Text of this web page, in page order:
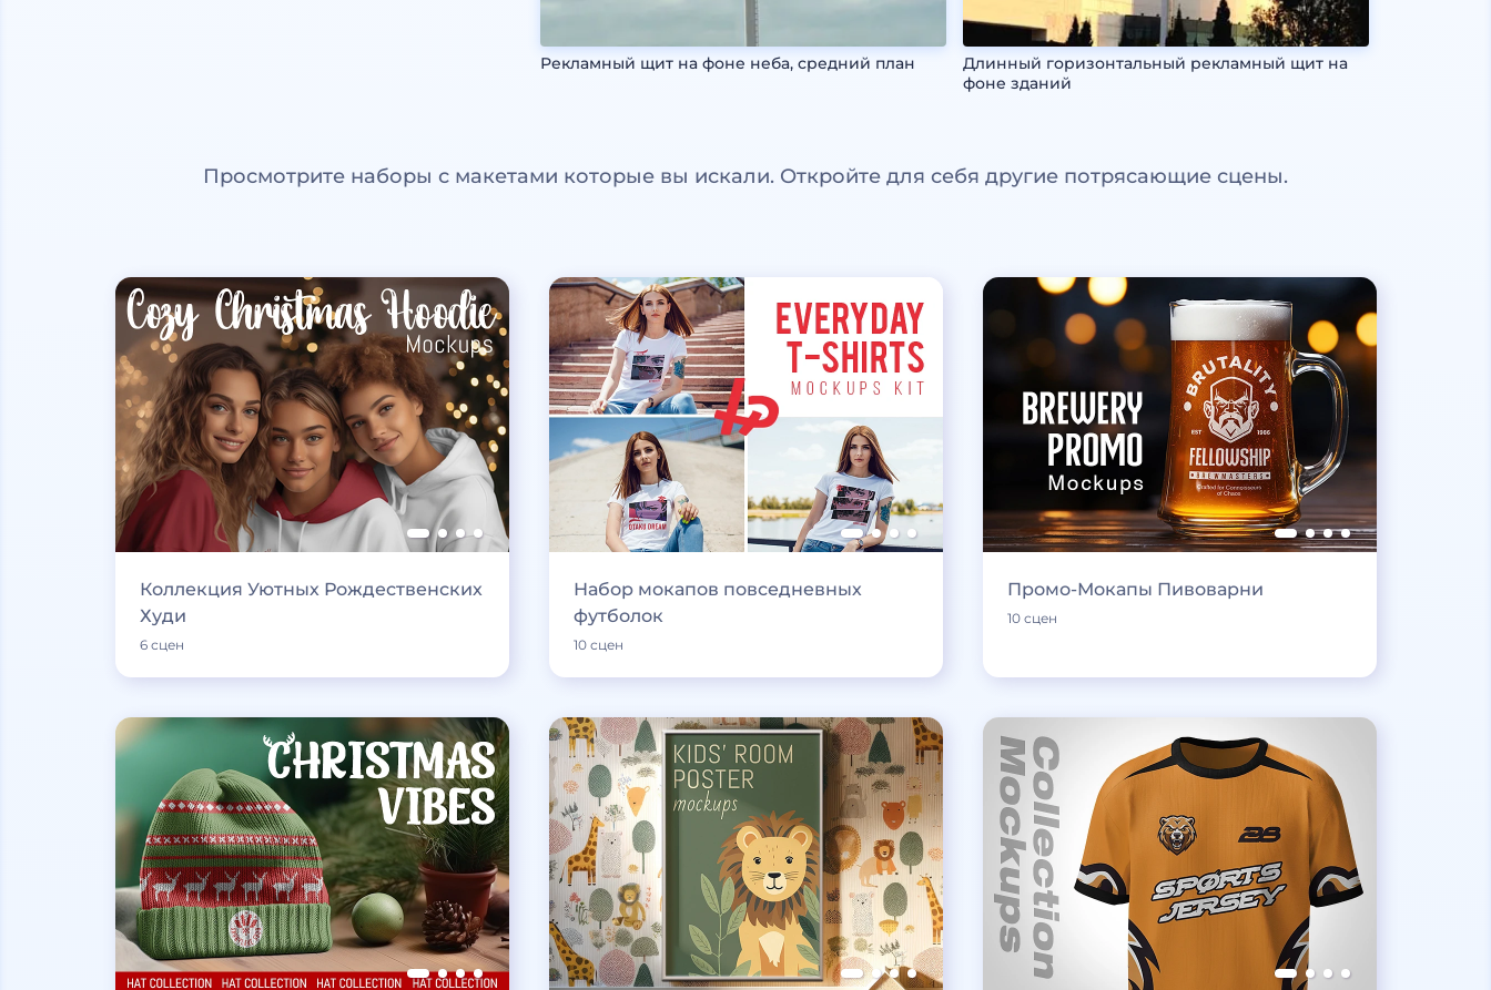
Рекламный щит на фоне неба, средний план
Длинный горизонтальный рекламный щит на
фоне зданий
Просмотрите наборы с макетами которые вы искали. Откройте для себя другие потрясающие сцены.
Коллекция Уютных Рождественских
Худи
6 сцен
Набор мокапов повседневных
футболок
10 сцен
Промо-Мокапы Пивоварни
10 сцен